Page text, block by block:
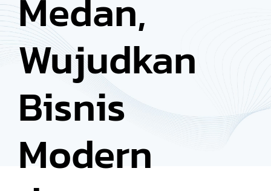
Medan,
Wujudkan
Bisnis
Modern